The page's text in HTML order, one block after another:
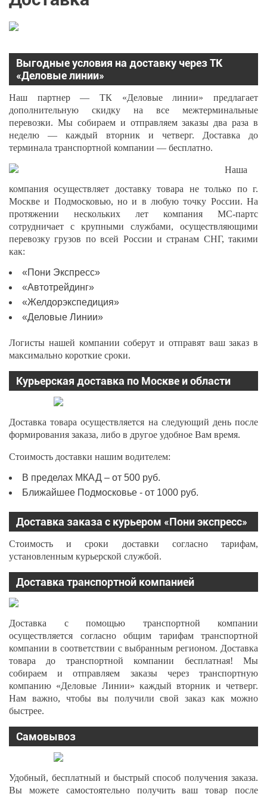
Выгодные условия на доставку через ТК
«Деловые линии»
Наш партнер — ТК «Деловые линии» предлагает
дополнительную скидку на все межтерминальные
перевозки. Мы собираем и отправляем заказы два раза в
неделю — каждый вторник и четверг. Доставка до
терминала транспортной компании — бесплатно.
Наша
компания осуществляет доставку товара не только по г.
Москве и Подмосковью, но и в любую точку России. На
протяжении нескольких лет компания МС-партс
сотрудничает с крупными службами, осуществляющими
перевозку грузов по всей России и странам СНГ, такими
как:
«Пони Экспресс»
«Автотрейдинг»
«Желдорэкспедиция»
«Деловые Линии»
Логисты нашей компании соберут и отправят ваш заказ в
максимально короткие сроки.
Курьерская доставка по Москве и области
Доставка товара осуществляется на следующий день после
формирования заказа, либо в другое удобное Вам время.
Стоимость доставки нашим водителем:
В пределах МКАД – от 500 руб.
Ближайшее Подмосковье - от 1000 руб.
Доставка заказа с курьером «Пони экспресс»
Стоимость и сроки доставки согласно тарифам,
установленным курьерской службой.
Доставка транспортной компанией
Доставка с помощью транспортной компании
осуществляется согласно общим тарифам транспортной
компании в соответствии с выбранным регионом. Доставка
товара до транспортной компании бесплатная! Мы
собираем и отправляем заказы через транспортную
компанию «Деловые Линии» каждый вторник и четверг.
Нам важно, чтобы вы получили свой заказ как можно
быстрее.
Самовывоз
Удобный, бесплатный и быстрый способ получения заказа.
Вы можете самостоятельно получить ваш товар после